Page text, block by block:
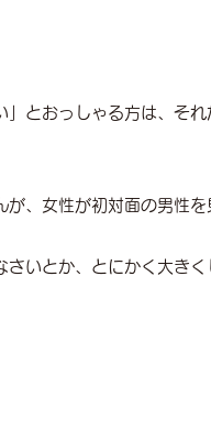
」とおっしゃる方は、そ
が、女性が初対面の男性
いとか、とにかく大き